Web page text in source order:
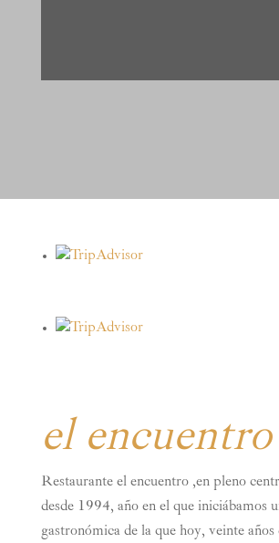
el encuentro
Restaurante el encuentro ,en pleno
desde 1994, año en el que iniciábamos
gastronómica de la que hoy, veinte años